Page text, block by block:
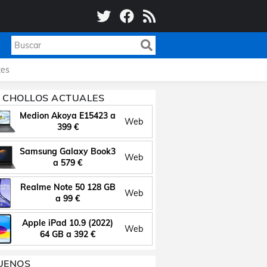
CHOLLOS ACTUALES
Medion Akoya E15423 a
399 €
Web
Samsung Galaxy Book3
a 579 €
Web
Realme Note 50 128 GB
a 99 €
Web
Apple iPad 10.9 (2022)
64 GB a 392 €
Web